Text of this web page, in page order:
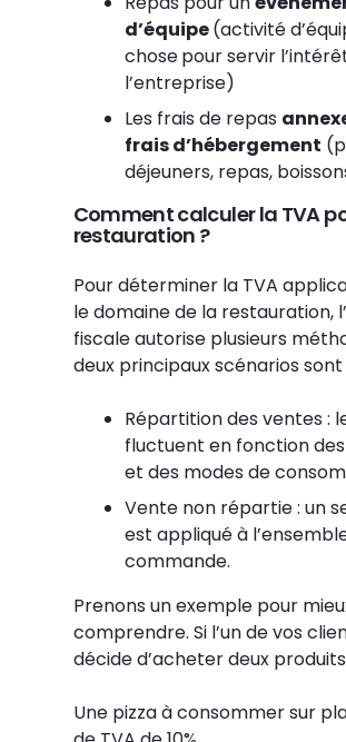
d’équipe(activité
chosepour servir
l’entreprise)
Les frais de repas
frais d’hébergement
déjeuners, repas,
Comment calculer la TVA
restauration ?
Pour déterminer la TVA
le domaine de la restauration,
fiscale autorise plusieurs
deux principaux scénarios sont
Répartition des ventes :
fluctuent en fonction
et des modes de
Vente non répartie : un
est appliqué à
commande.
Prenons un exemple pour
comprendre. Si l’un de vos
décide d’acheter deux
Une pizza à consommer sur